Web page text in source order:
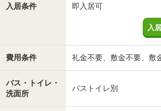
入居条件 即入居可
入
費用条件 礼金不要、敷金不要、敷
バス・トイレ・
洗面所
バストイレ別